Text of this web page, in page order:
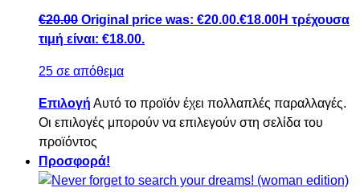
€20.00 Original price was: €20.00.€18.00Η τρέχουσα
τιμή είναι: €18.00.
25 σε απόθεμα
Επιλογή Αυτό το προϊόν έχει πολλαπλές παραλλαγές.
Οι επιλογές μπορούν να επιλεγούν στη σελίδα του
προϊόντος
Προσφορά!